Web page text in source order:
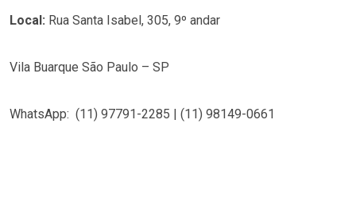
Local: Rua Santa Isabel, 305, 9º andar
Vila Buarque São Paulo – SP
WhatsApp: (11) 97791-2285 | (11) 98149-0661